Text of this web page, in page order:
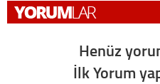
Henüz
İlk Yorum